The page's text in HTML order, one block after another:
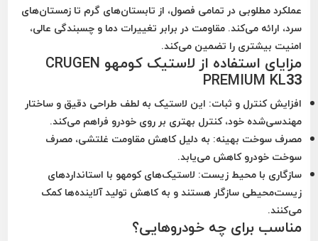
عملکرد مطلوبی در تمامی فصول، از تابستان‌های گرم تا زمستان‌های
سرد، ارائه می‌کند. مقاومت در برابر تغییرات دما و چسبندگی عالی،
امنیت بیشتری را تضمین می‌کند.
مزایای استفاده از لاستیک کومهو CRUGEN
PREMIUM KL33
افزایش کنترل و ثبات: این لاستیک به لطف طراحی دقیق و ساختار
مهندسی‌شده خود، کنترل بهتری بر روی خودرو فراهم می‌کند.
مصرف سوخت بهینه: به دلیل کاهش مقاومت غلتشی، مصرف
سوخت خودرو کاهش می‌یابد.
سازگاری با محیط زیست: لاستیک‌های کومهو با استانداردهای
زیست‌محیطی سازگار هستند و به کاهش تولید آلاینده‌ها کمک
می‌کنند.
مناسب برای چه خودروهایی؟